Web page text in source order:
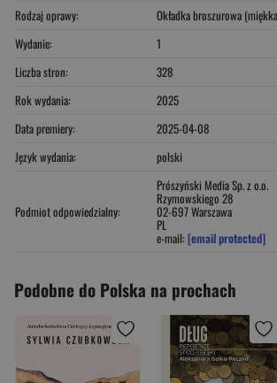
Rodzaj oprawy:
Okładka broszurowa
Wydanie:
1
Liczba stron:
328
Rok wydania:
2025
Data premiery:
2025-04-08
Język wydania:
polski
Podmiot odpowiedzialny:
Prószyński Media Sp. z o.o.
Rzymowskiego 28
02-697 Warszawa
PL
e-mail: [email protected]
Podobne do Polska na prochach